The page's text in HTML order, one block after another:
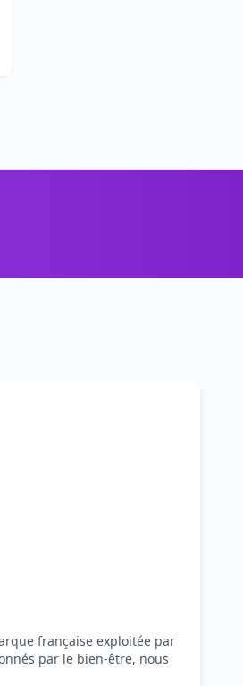
française exploitée par
par le bien-être, nous